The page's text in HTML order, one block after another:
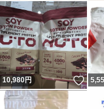
10,980円 いい